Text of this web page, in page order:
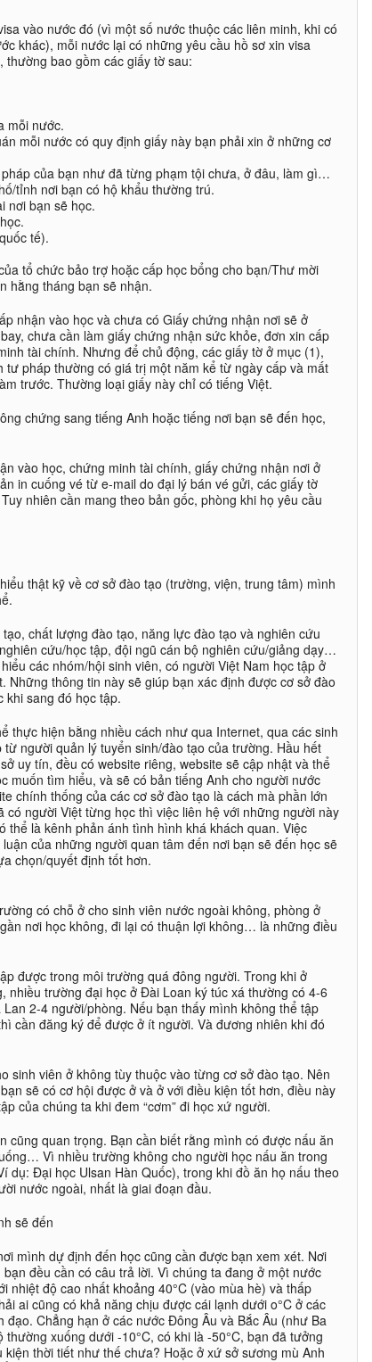
vào nước đó (vì một số nước thuộc các liên minh, khi có
khác), mỗi nước lại có những yêu cầu hồ sơ xin visa
bao gồm các giấy tờ sau:
mỗi nước.
mỗi nước có quy định giấy này bạn phải xin ở những cơ
của bạn như đã từng phạm tội chưa, ở đâu, làm gì…
tỉnh nơi bạn có hộ khẩu thường trú.
nơi bạn sẽ học.
tế).
tổ chức bảo trợ hoặc cấp học bổng cho bạn/Thư mời
hằng tháng bạn sẽ nhận.
nhận vào học và chưa có Giấy chứng nhận nơi sẽ ở
chưa cần làm giấy chứng nhận sức khỏe, đơn xin cấp
tài chính. Nhưng để chủ động, các giấy tờ ở mục (1),
pháp thường có giá trị một năm kể từ ngày cấp và mất
trước. Thường loại giấy này chỉ có tiếng Việt.
chứng sang tiếng Anh hoặc tiếng nơi bạn sẽ đến học,
vào học, chứng minh tài chính, giấy chứng nhận nơi ở
in cuống vé từ e-mail do đại lý bán vé gửi, các giấy tờ
nhiên cần mang theo bản gốc, phòng khi họ yêu cầu
thật kỹ về cơ sở đào tạo (trường, viện, trung tâm) mình
chất lượng đào tạo, năng lực đào tạo và nghiên cứu
cứu/học tập, đội ngũ cán bộ nghiên cứu/giảng dạy…
các nhóm/hội sinh viên, có người Việt Nam học tập ở
thông tin này sẽ giúp bạn xác định được cơ sở đào
khi sang đó học tập.
thực hiện bằng nhiều cách như qua Internet, qua các sinh
người quản lý tuyển sinh/đào tạo của trường. Hầu hết
uy tín, đều có website riêng, website sẽ cập nhật và thể
muốn tìm hiểu, và sẽ có bản tiếng Anh cho người nước
chính thống của các cơ sở đào tạo là cách mà phần lớn
người Việt từng học thì việc liên hệ với những người này
là kênh phản ánh tình hình khá khách quan. Việc
của những người quan tâm đến nơi bạn sẽ đến học sẽ
chọn/quyết định tốt hơn.
có chỗ ở cho sinh viên nước ngoài không, phòng ở
nơi học không, đi lại có thuận lợi không… là những điều
được trong môi trường quá đông người. Trong khi ở
nhiều trường đại học ở Đài Loan ký túc xá thường có 4-6
2-4 người/phòng. Nếu bạn thấy mình không thể tập
cần đăng ký để được ở ít người. Và đương nhiên khi đó
sinh viên ở không tùy thuộc vào từng cơ sở đào tạo. Nên
sẽ có cơ hội được ở và ở với điều kiện tốt hơn, điều này
của chúng ta khi đem “cơm” đi học xứ người.
cũng quan trọng. Bạn cần biết rằng mình có được nấu ăn
Vì nhiều trường không cho người học nấu ăn trong
dụ: Đại học Ulsan Hàn Quốc), trong khi đồ ăn họ nấu theo
nước ngoài, nhất là giai đoạn đầu.
sẽ đến
mình dự định đến học cũng cần được bạn xem xét. Nơi
đều cần có câu trả lời. Vì chúng ta đang ở một nước
nhiệt độ cao nhất khoảng 40°C (vào mùa hè) và thấp
ai cũng có khả năng chịu được cái lạnh dưới o°C ở các
Chẳng hạn ở các nước Đông Âu và Bắc Âu (như Ba
xuống dưới -10°C, có khi là -50°C, bạn đã tưởng
thời tiết như thế chưa? Hoặc ở xứ sở sương mù Anh